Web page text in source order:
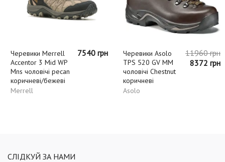
Черевики Merrell
Accentor 3 Mid WP
Mns чоловічі pecan
коричневі/бежеві
Merrell
7540 грн
Черевики Asolo
TPS 520 GV MM
чоловічі Chestnut
коричневі
Asolo
11960 грн
8372 грн
СЛІДКУЙ ЗА НАМИ